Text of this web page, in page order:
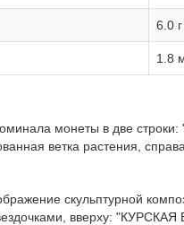
6.0 г
1.8
монеты в две
ветка растения,
скульптурной
вверху: